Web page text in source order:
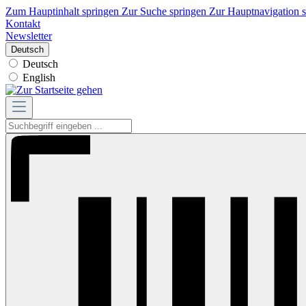
Zum Hauptinhalt springen Zur Suche springen Zur Hauptnavigation
Kontakt
Newsletter
Deutsch
Deutsch
English